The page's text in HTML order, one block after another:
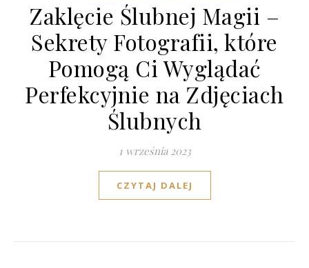
Zaklęcie Ślubnej Magii –
Sekrety Fotografii, które
Pomogą Ci Wyglądać
Perfekcyjnie na Zdjęciach
Ślubnych
1 września 2023
CZYTAJ DALEJ